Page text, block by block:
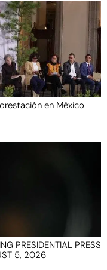
en México
PRESIDENTIAL PRESS
5, 2026